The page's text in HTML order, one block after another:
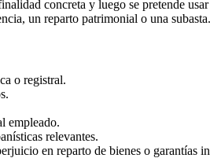
concreta y luego se pretende
un reparto patrimonial o una subasta.
o registral.
empleado.
relevantes.
en reparto de bienes o garantías